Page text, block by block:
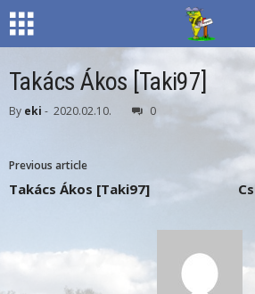
Takács Ákos [Taki97]
By eki - 2020.02.10. 0
Previous article
Takács Ákos [Taki97]